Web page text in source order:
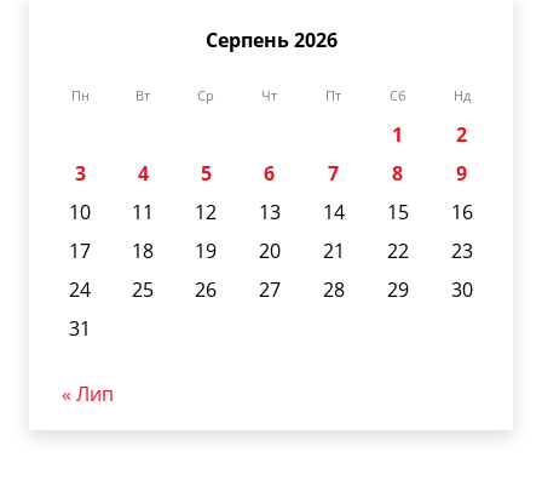
Серпень 2026
Пн Вт Ср Чт Пт Сб Нд
1
2
3
4 5 6 7 8
9
10
11 12 13 14 15
16
17
18 19 20 21 22
23
24
25 26 27 28 29
30
31
« Лип